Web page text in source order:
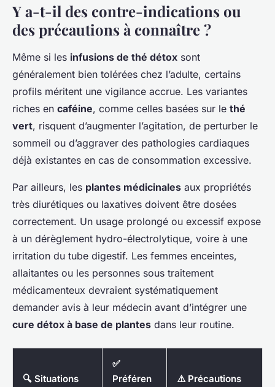
Y a-t-il des contre-indications ou
des précautions à connaître ?
Même si les infusions de thé détox sont
généralement bien tolérées chez l’adulte, certains
profils méritent une vigilance accrue. Les variantes
riches en caféine, comme celles basées sur le thé
vert, risquent d’augmenter l’agitation, de perturber le
sommeil ou d’aggraver des pathologies cardiaques
déjà existantes en cas de consommation excessive.
Par ailleurs, les plantes médicinales aux propriétés
très diurétiques ou laxatives doivent être dosées
correctement. Un usage prolongé ou excessif expose
à un dérèglement hydro-électrolytique, voire à une
irritation du tube digestif. Les femmes enceintes,
allaitantes ou les personnes sous traitement
médicamenteux devraient systématiquement
demander avis à leur médecin avant d’intégrer une
cure détox à base de plantes dans leur routine.
🔍 Situations
✅
Préféren
⚠️ Précautions